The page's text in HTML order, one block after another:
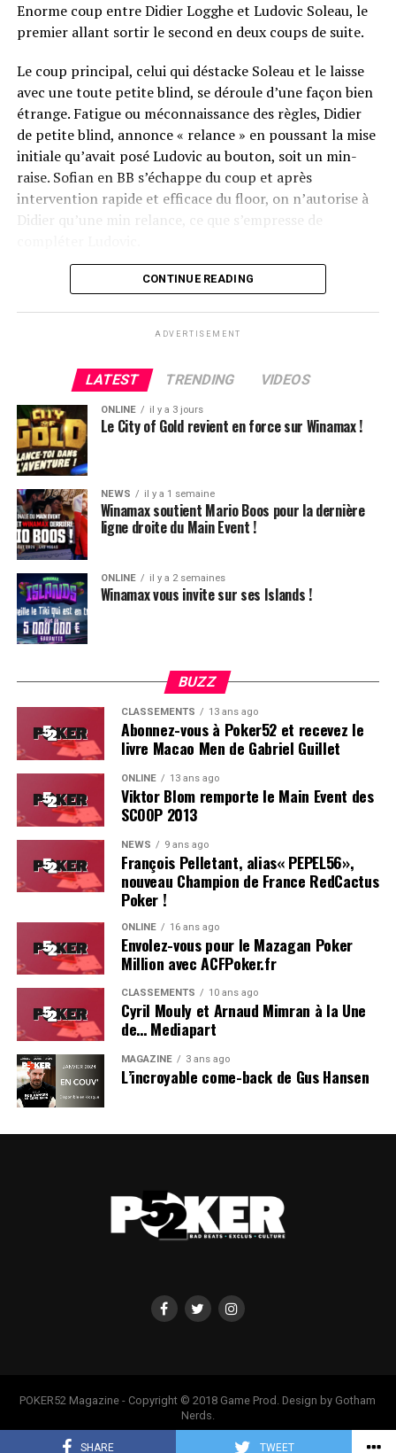
SHARE TWEET
Enorme coup entre Didier Logghe et Ludovic Soleau, le
premier allant sortir le second en deux coups de suite.
Le coup principal, celui qui déstacke Soleau et le laisse
avec une toute petite blind, se déroule d’une façon bien
étrange. Fatigue ou méconnaissance des règles, Didier
de petite blind, annonce « relance » en poussant la mise
initiale qu’avait posé Ludovic au bouton, soit un min-
raise. Sofian en BB s’échappe du coup et après
intervention rapide et efficace du floor, on n’autorise à
Didier qu’une min relance, ce que s’empresse de
Flop QJ4. All-in de Ludovic et insta call de Logghe, avec
peine une BB, qu’il perdra le coup suivant contre le
même adversaire.
Ludovic Soleau sort donc à la troisième place, pour un
joli gain de 15720€ !
Place au heads-up final.
Soleau à gauche, sorti par Logghe au centre
CONTINUE READING
ADVERTISEMENT
LATEST TRENDING VIDEOS
ONLINE il y a 3 jours
Le City of Gold revient en force sur Winamax !
NEWS il y a 1 semaine
Winamax soutient Mario Boos pour la dernière
ligne droite du Main Event !
ONLINE il y a 2 semaines
Winamax vous invite sur ses Islands !
BUZZ
CLASSEMENTS 13 ans ago
Abonnez-vous à Poker52 et recevez le
livre Macao Men de Gabriel Guillet
ONLINE 13 ans ago
Viktor Blom remporte le Main Event des
SCOOP 2013
NEWS 9 ans ago
François Pelletant, alias« PEPEL56»,
nouveau Champion de France RedCactus
Poker !
ONLINE 16 ans ago
Envolez-vous pour le Mazagan Poker
Million avec ACFPoker.fr
CLASSEMENTS 10 ans ago
Cyril Mouly et Arnaud Mimran à la Une
de… Mediapart
MAGAZINE 3 ans ago
L’incroyable come-back de Gus Hansen
POKER52 Magazine - Copyright © 2018 Game Prod. Design by Gotham
Nerds.